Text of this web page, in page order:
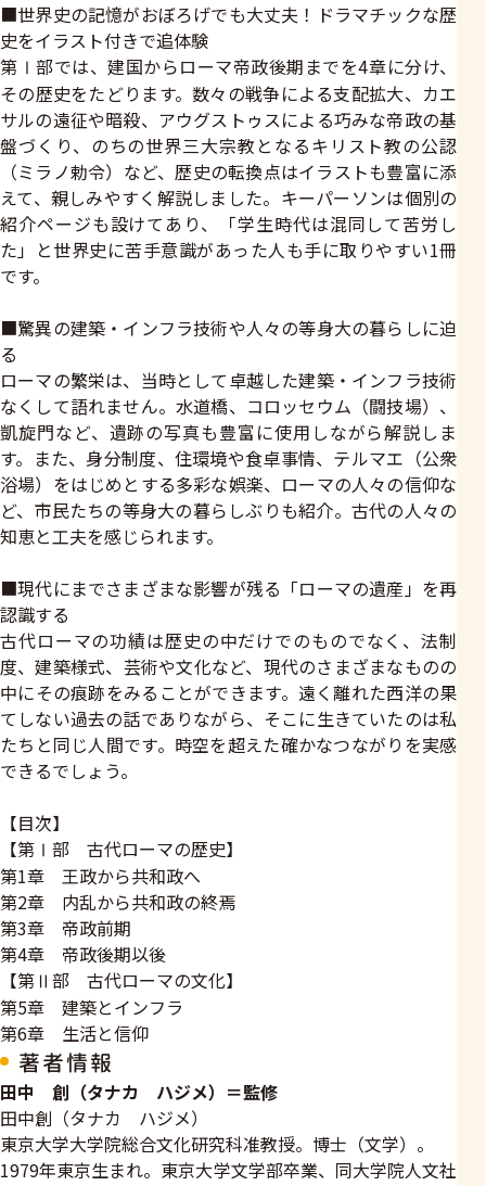
■世界史の記憶がおぼろげでも大丈夫！ドラマチックな歴
史をイラスト付きで追体験
第Ⅰ部では、建国からローマ帝政後期までを4章に分け、
その歴史をたどります。数々の戦争による支配拡大、カエ
サルの遠征や暗殺、アウグストゥスによる巧みな帝政の基
盤づくり、のちの世界三大宗教となるキリスト教の公認
（ミラノ勅令）など、歴史の転換点はイラストも豊富に添
えて、親しみやすく解説しました。キーパーソンは個別の
紹介ページも設けてあり、「学生時代は混同して苦労し
た」と世界史に苦手意識があった人も手に取りやすい1冊
です。
■驚異の建築・インフラ技術や人々の等身大の暮らしに迫
る
ローマの繁栄は、当時として卓越した建築・インフラ技術
なくして語れません。水道橋、コロッセウム（闘技場）、
凱旋門など、遺跡の写真も豊富に使用しながら解説しま
す。また、身分制度、住環境や食卓事情、テルマエ（公衆
浴場）をはじめとする多彩な娯楽、ローマの人々の信仰な
ど、市民たちの等身大の暮らしぶりも紹介。古代の人々の
知恵と工夫を感じられます。
■現代にまでさまざまな影響が残る「ローマの遺産」を再
認識する
古代ローマの功績は歴史の中だけでのものでなく、法制
度、建築様式、芸術や文化など、現代のさまざまなものの
中にその痕跡をみることができます。遠く離れた西洋の果
てしない過去の話でありながら、そこに生きていたのは私
たちと同じ人間です。時空を超えた確かなつながりを実感
できるでしょう。
【目次】
【第Ⅰ部 古代ローマの歴史】
第1章 王政から共和政へ
第2章 内乱から共和政の終焉
第3章 帝政前期
第4章 帝政後期以後
【第Ⅱ部 古代ローマの文化】
第5章 建築とインフラ
第6章 生活と信仰
著者情報
田中 創（タナカ ハジメ）＝監修
田中創（タナカ ハジメ）
東京大学大学院総合文化研究科准教授。博士（文学）。
1979年東京生まれ。東京大学文学部卒業、同大学院人文社